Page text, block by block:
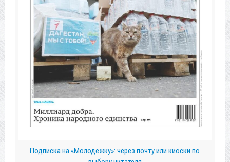
Подписка на «Молодежку»: через почту или киоски по